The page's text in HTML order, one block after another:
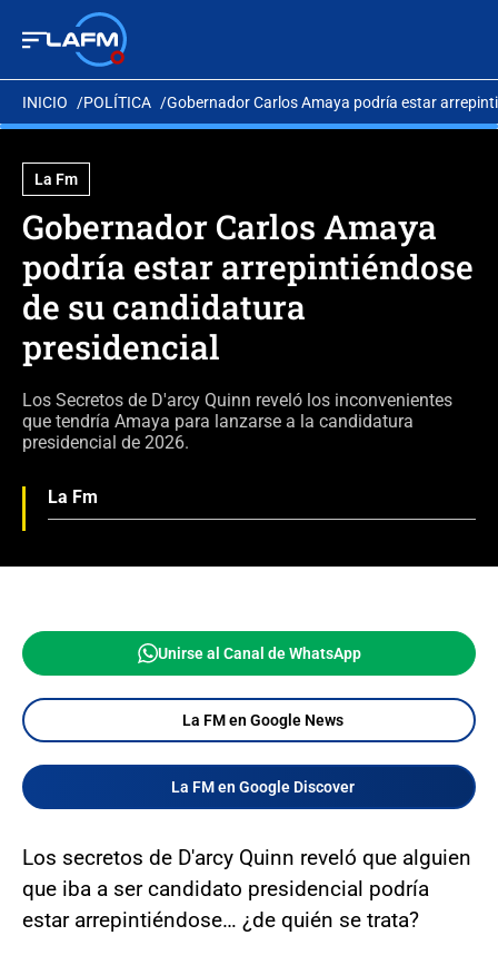
INICIO POLÍTICA Gobernador Carlos Amaya podría estar
La Fm
Gobernador Carlos Amaya
podría estar arrepintiéndose
de su candidatura
presidencial
Los Secretos de D'arcy Quinn reveló los inconvenientes
que tendría Amaya para lanzarse a la candidatura
presidencial de 2026.
La Fm
Unirse al Canal de WhatsApp
La FM en Google News
La FM en Google Discover
Los secretos de D'arcy Quinn reveló que alguien
que iba a ser candidato presidencial podría
estar arrepintiéndose… ¿de quién se trata?